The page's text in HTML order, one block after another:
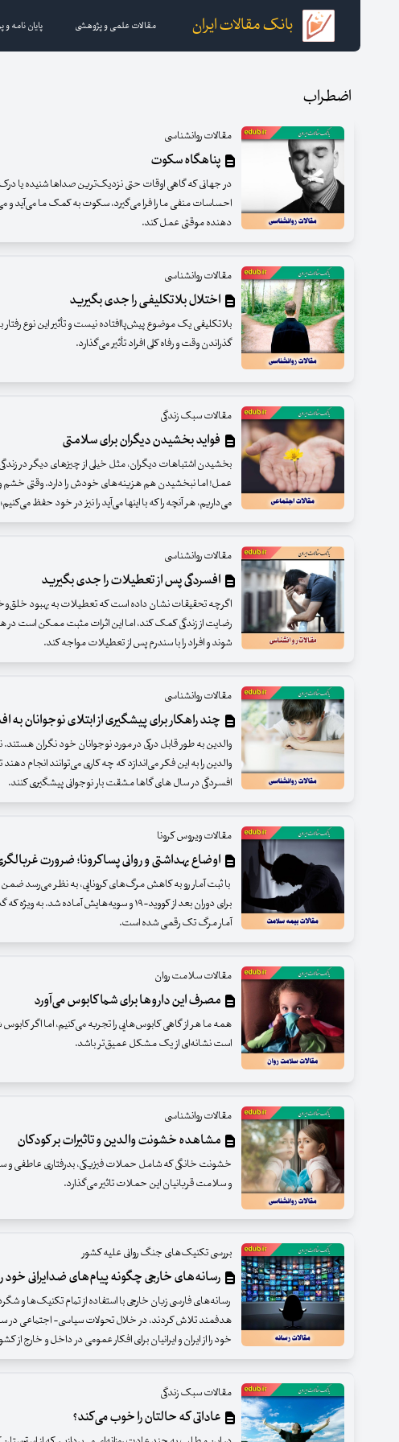
بانک مقالات ایران مقالات علمی و پژوهشی پایان نامه و
اضطراب
مقالات روانشناسی
پناهگاه سکوت
در جهانی که گاهی اوقات حتی نزدیک‌ترین صداها شنیده یا
احساسات منفی ما را فرا می‌گیرد، سکوت به کمک ما می‌آید و
دهنده موقتی عمل کند.
مقالات روانشناسی
اختلال بلاتکلیفی را جدی بگیرید
بلاتکلیفی یک موضوع پیش‌پاافتاده نیست و تأثیر این نوع رفتار
گذراندن وقت و رفاه کلی افراد تأثیر می‌گذارد.
مقالات سبک زندگی
فواید بخشیدن دیگران برای سلامتی‌
بخشیدن اشتباهات دیگران، مثل خیلی از چیزهای دیگر در
عمل! اما نبخشیدن هم هزینه‌های خودش را دارد. وقتی خشم
می‌داریم، هر آنچه را که با اینها می‌آید را نیز در خود حفظ می‌کنیم؛
مقالات روانشناسی
افسردگی پس از تعطیلات را جدی بگیرید
اگرچه تحقیقات نشان داده است که تعطیلات به بهبود
رضایت از زندگی کمک کند، اما این اثرات مثبت ممکن است در
شوند و افراد را با سندرم پس از تعطیلات مواجه کند.
مقالات روانشناسی
چند راهکار برای پیشگیری از ابتلای نوجوانان به
والدین به طور قابل درکی در مورد نوجوانان خود نگران هستند.
والدین را به این فکر می‌اندازد که چه کاری می‌توانند انجام دهند
افسردگی در سال های گاها مشقت بار نوجوانی پیشگیری کنند.
مقالات ویروس کرونا
اوضاع بهداشتی و روانی پساکرونا؛ ضرورت
با ثبت آمار رو به کاهش مرگ‌های کرونایی، به نظر می‌رسد ضمن
آمار مرگ تک رقمی شده است.
مقالات سلامت روان
مصرف این داروها برای شما کابوس می‌آورد
همه ما هر از گاهی کابوس‌هایی را تجربه می‌کنیم، اما اگر
است نشانه‌ای از یک مشکل عمیق‌تر باشد.
مقالات روانشناسی
مشاهده خشونت والدین و تاثیرات بر کودکان
خشونت خانگی که شامل حملات فیزیکی، بدرفتاری عاطفی و
و سلامت قربانیان این حملات تاثیر می‌گذارد.
بررسی تکنیک‌های جنگ روانی علیه کشور
رسانه‌های خارجی چگونه پیام‌های ضدایرانی خود
رسانه‌های فارسی زبان خارجی با استفاده از تمام تکنیک‌ها و
خود را از ایران و ایرانیان برای افکار عمومی در داخل و خارج از
مقالات سبک زندگی
عاداتی که حالتان را خوب می‌کند؟